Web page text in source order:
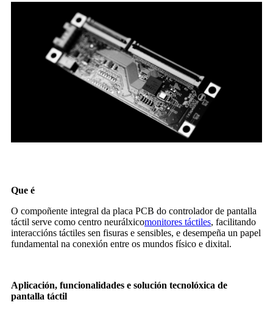
Que é
O compoñente integral da placa PCB do controlador de pantalla
táctil serve como centro neurálxicomonitores táctiles, facilitando
interaccións táctiles sen fisuras e sensibles, e desempeña un papel
fundamental na conexión entre os mundos físico e dixital.
Aplicación, funcionalidades e solución tecnolóxica de
pantalla táctil